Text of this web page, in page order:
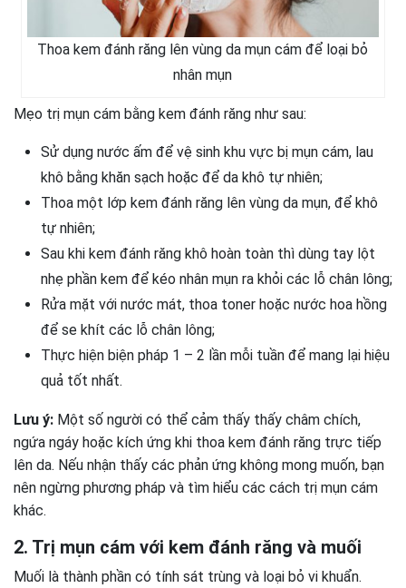
Thoa kem đánh răng lên vùng da mụn cám để loại bỏ
nhân mụn
Mẹo trị mụn cám bằng kem đánh răng như sau:
Sử dụng nước ấm để vệ sinh khu vực bị mụn cám, lau
khô bằng khăn sạch hoặc để da khô tự nhiên;
Thoa một lớp kem đánh răng lên vùng da mụn, để khô
tự nhiên;
Sau khi kem đánh răng khô hoàn toàn thì dùng tay lột
nhẹ phần kem để kéo nhân mụn ra khỏi các lỗ chân lông;
Rửa mặt với nước mát, thoa toner hoặc nước hoa hồng
để se khít các lỗ chân lông;
Thực hiện biện pháp 1 – 2 lần mỗi tuần để mang lại hiệu
quả tốt nhất.
Lưu ý: Một số người có thể cảm thấy thấy châm chích,
ngứa ngáy hoặc kích ứng khi thoa kem đánh răng trực tiếp
lên da. Nếu nhận thấy các phản ứng không mong muốn, bạn
nên ngừng phương pháp và tìm hiểu các cách trị mụn cám
khác.
2. Trị mụn cám với kem đánh răng và muối
Muối là thành phần có tính sát trùng và loại bỏ vi khuẩn.